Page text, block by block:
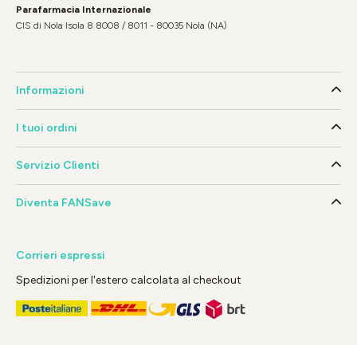
Parafarmacia Internazionale
CIS di Nola Isola 8 8008 / 8011 - 80035 Nola (NA)
Informazioni
I tuoi ordini
Servizio Clienti
Diventa FANSave
Corrieri espressi
Spedizioni per l'estero calcolata al checkout